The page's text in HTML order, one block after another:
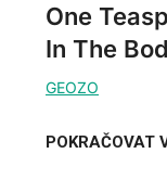
One
In The